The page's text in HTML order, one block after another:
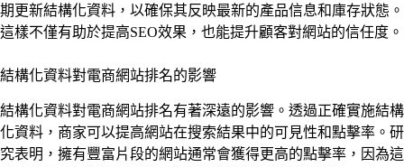
期更新結構化資料，以確保其反映最新的產品信息和庫存狀態。
這樣不僅有助於提高SEO效果，也能提升顧客對網站的信任度。
結構化資料對電商網站排名的影響
結構化資料對電商網站排名有著深遠的影響。透過正確實施結構
化資料，商家可以提高網站在搜索結果中的可見性和點擊率。研
究表明，擁有豐富片段的網站通常會獲得更高的點擊率，因為這